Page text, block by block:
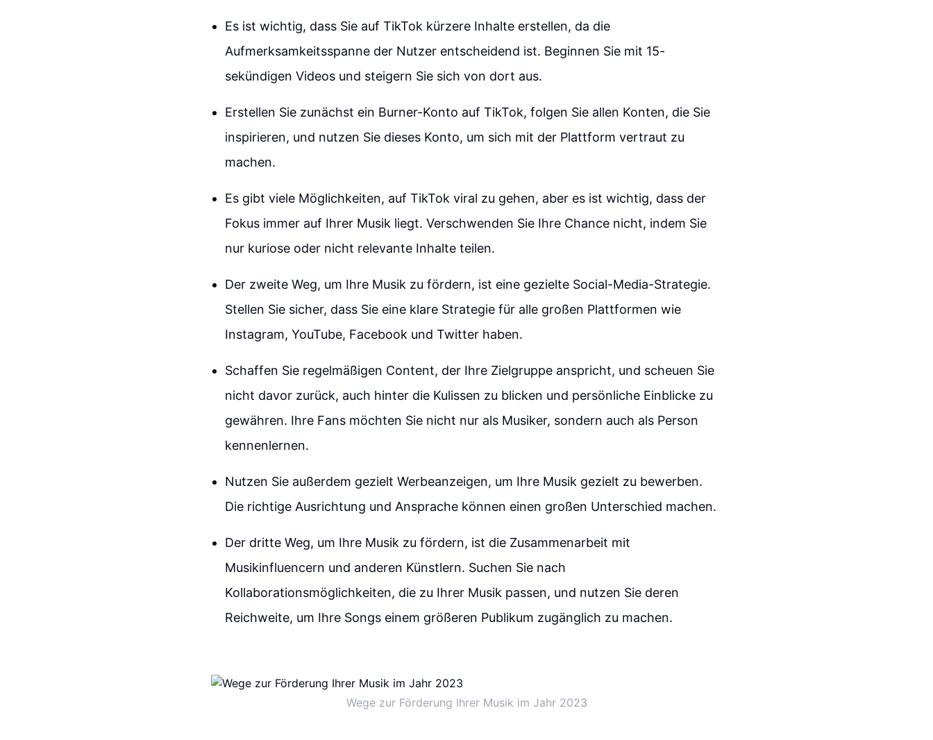
Es ist wichtig, dass Sie auf TikTok kürzere Inhalte erstellen, da die
Aufmerksamkeitsspanne der Nutzer entscheidend ist. Beginnen Sie mit 15-
sekündigen Videos und steigern Sie sich von dort aus.
Erstellen Sie zunächst ein Burner-Konto auf TikTok, folgen Sie allen Konten, die Sie
inspirieren, und nutzen Sie dieses Konto, um sich mit der Plattform vertraut zu
machen.
Es gibt viele Möglichkeiten, auf TikTok viral zu gehen, aber es ist wichtig, dass der
Fokus immer auf Ihrer Musik liegt. Verschwenden Sie Ihre Chance nicht, indem Sie
nur kuriose oder nicht relevante Inhalte teilen.
Der zweite Weg, um Ihre Musik zu fördern, ist eine gezielte Social-Media-Strategie.
Stellen Sie sicher, dass Sie eine klare Strategie für alle großen Plattformen wie
Instagram, YouTube, Facebook und Twitter haben.
Schaffen Sie regelmäßigen Content, der Ihre Zielgruppe anspricht, und scheuen Sie
nicht davor zurück, auch hinter die Kulissen zu blicken und persönliche Einblicke zu
gewähren. Ihre Fans möchten Sie nicht nur als Musiker, sondern auch als Person
kennenlernen.
Nutzen Sie außerdem gezielt Werbeanzeigen, um Ihre Musik gezielt zu bewerben.
Die richtige Ausrichtung und Ansprache können einen großen Unterschied machen.
Der dritte Weg, um Ihre Musik zu fördern, ist die Zusammenarbeit mit
Musikinfluencern und anderen Künstlern. Suchen Sie nach
Kollaborationsmöglichkeiten, die zu Ihrer Musik passen, und nutzen Sie deren
Reichweite, um Ihre Songs einem größeren Publikum zugänglich zu machen.
Wege zur Förderung Ihrer Musik im Jahr 2023